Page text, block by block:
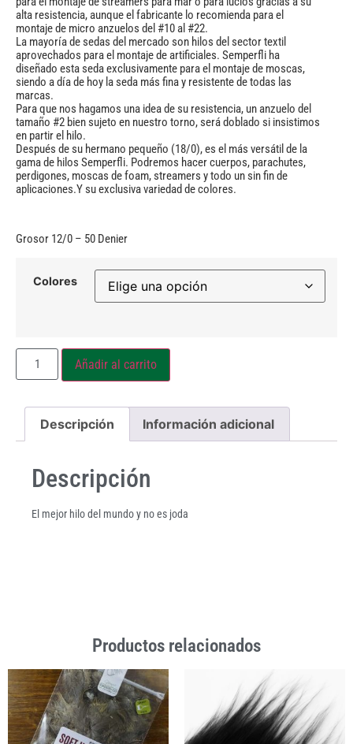
alta resistencia, aunque el fabricante lo recomienda para el
montaje de micro anzuelos del #10 al #22.
La mayoría de sedas del mercado son hilos del sector textil
aprovechados para el montaje de artificiales. Semperfli ha
diseñado esta seda exclusivamente para el montaje de moscas,
siendo a día de hoy la seda más fina y resistente de todas las
marcas.
Para que nos hagamos una idea de su resistencia, un anzuelo del
tamaño #2 bien sujeto en nuestro torno, será doblado si insistimos
en partir el hilo.
Después de su hermano pequeño (18/0), es el más versátil de la
gama de hilos Semperfli. Podremos hacer cuerpos, parachutes,
perdigones, moscas de foam, streamers y todo un sin fin de
aplicaciones.Y su exclusiva variedad de colores.
Grosor 12/0 – 50 Denier
Colores
Añadir al carrito
Descripción Información adicional
Descripción
El mejor hilo del mundo y no es joda
Productos relacionados